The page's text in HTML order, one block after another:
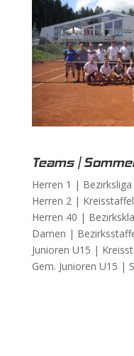
Teams |
Herren 1 | Bezirksliga
Herren 2 |
Herren 40 |
Damen |
Junioren U15 |
Gem. Junioren U15 |